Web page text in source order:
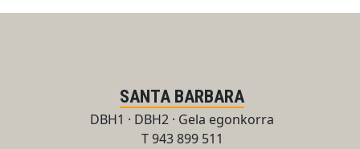
SANTA BARBARA
DBH1 · DBH2 · Gela egonkorra
T 943 899 511